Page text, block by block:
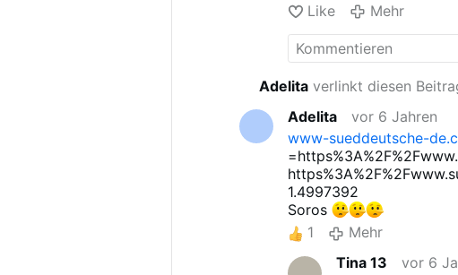
Like
Mehr
Adelita verlinkt diesen
Adelita
vor 6 Jahren
www-sueddeutsche-
1.4997392
Soros
1
Mehr
Tina 13
vor 6